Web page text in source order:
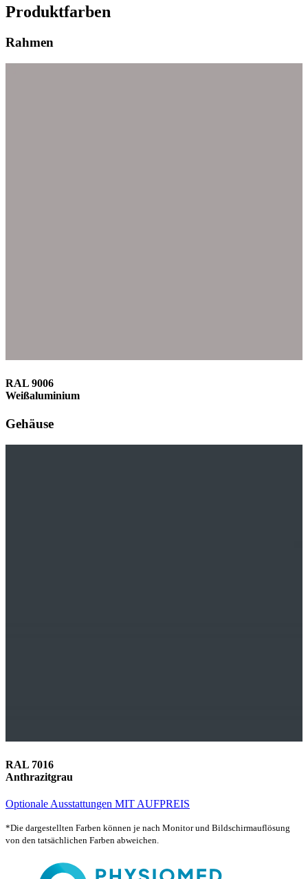
Produktfarben
Rahmen
RAL 9006
Weißaluminium
Gehäuse
RAL 7016
Anthrazitgrau
Optionale Ausstattungen MIT AUFPREIS
*Die dargestellten Farben können je nach Monitor und Bildschirmauflösung
von den tatsächlichen Farben abweichen.